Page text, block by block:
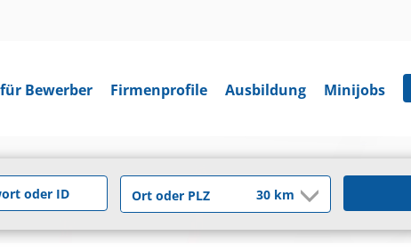
Bewerber Firmenprofile Ausbildung Minijobs